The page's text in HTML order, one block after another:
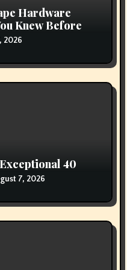
Hardware
Knew Before
2026
40
7, 2026